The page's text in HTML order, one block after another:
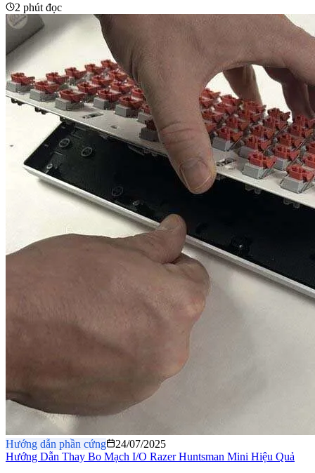
2 phút đọc
Hướng dẫn phần cứng
24/07/2025
Hướng Dẫn Thay Bo Mạch I/O Razer Huntsman Mini Hiệu Quả